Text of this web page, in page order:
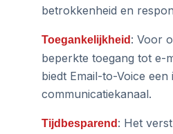
betrokkenheid en
Toegankelijkheid : Voor
beperkte toegang tot e-
biedt Email-to-Voice een
communicatiekanaal.
Tijdbesparend : Het